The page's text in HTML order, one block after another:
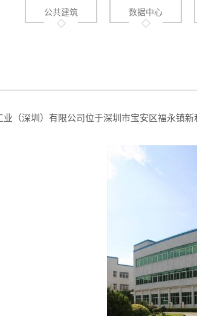
公共建筑 数据中心
（深圳）有限公司位于深圳市宝安区福永镇新